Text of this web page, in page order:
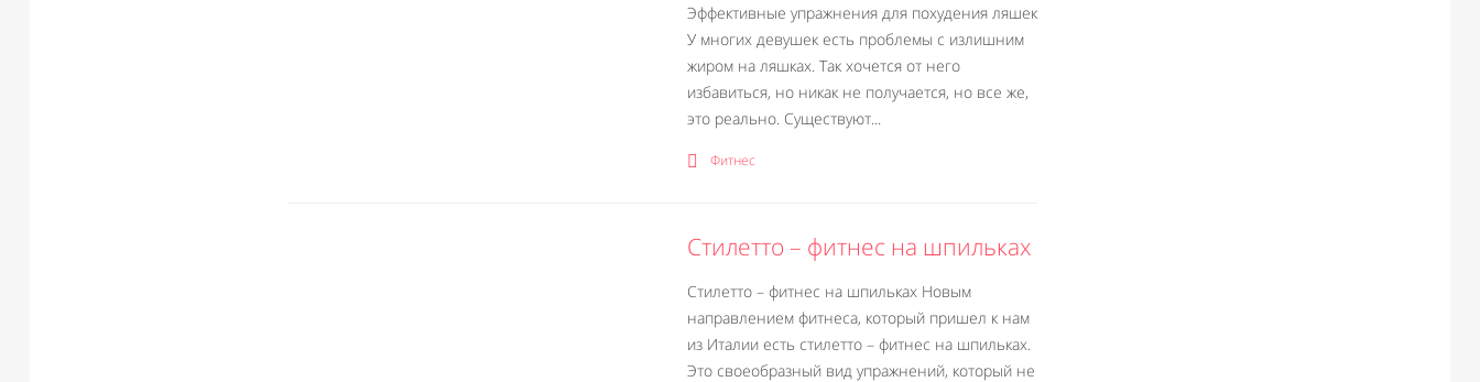
Эффективные упражнения для похудения ляшек
У многих девушек есть проблемы с излишним
жиром на ляшках. Так хочется от него
избавиться, но никак не получается, но все же,
это реально. Существуют...
Фитнес
Стилетто – фитнес на шпильках
Стилетто – фитнес на шпильках Новым
направлением фитнеса, который пришел к нам
из Италии есть стилетто – фитнес на шпильках.
Это своеобразный вид упражнений, который не